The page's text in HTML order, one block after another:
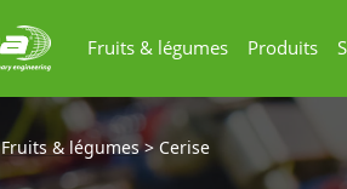
Fruits & légumes Produits
Fruits & légumes> Cerise